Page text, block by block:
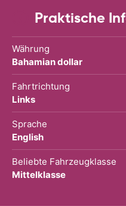
Praktische
Währung
Bahamian dollar
Fahrtrichtung
Links
Sprache
English
Beliebte Fahrzeugklasse
Mittelklasse